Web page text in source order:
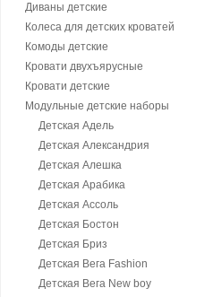
Диваны детские
Колеса для детских кроватей
Комоды детские
Кровати двухъярусные
Кровати детские
Модульные детские наборы
Детская Адель
Детская Александрия
Детская Алешка
Детская Арабика
Детская Ассоль
Детская Бостон
Детская Бриз
Детская Вега Fashion
Детская Вега New boy